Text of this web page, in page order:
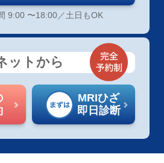
9:00 〜18:00／土日もOK
ットから
MRIひざ
即日診断